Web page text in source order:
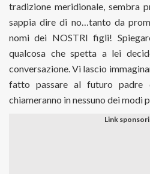
tradizione meridionale, sembra
sappia dire di no…tanto da
nomi dei NOSTRI figli!
qualcosa che spetta a lei
conversazione. Vi lascio
fatto passare al futuro
chiameranno in nessuno dei modi